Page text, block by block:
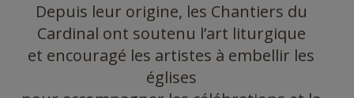
Depuis leur origine, les Chantiers du
Cardinal ont soutenu l’art liturgique
et encouragé les artistes à embellir les
églises